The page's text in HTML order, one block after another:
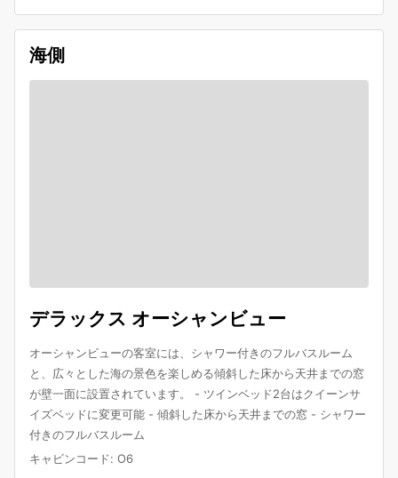
海側
デラックス オーシャンビュー
オーシャンビューの客室には、シャワー付きのフルバスルーム
と、広々とした海の景色を楽しめる傾斜した床から天井までの窓
が壁一面に設置されています。 - ツインベッド2台はクイーンサ
イズベッドに変更可能 - 傾斜した床から天井までの窓 - シャワー
付きのフルバスルーム
キャビンコード: O6